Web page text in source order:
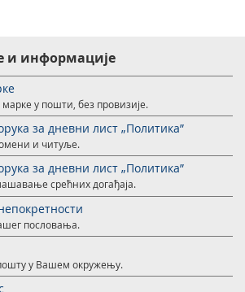
и информације
марке у пошти, без провизије.
за дневни лист „Политика”
и читуље.
за дневни лист „Политика”
срећних догађаја.
пословања.
у Вашем окружењу.